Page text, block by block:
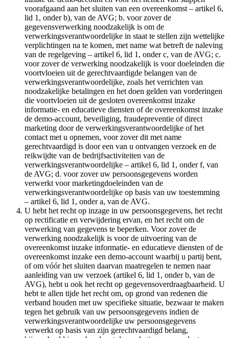
voorafgaand aan het sluiten van een overeenkomst – artikel 6,
lid 1, onder b), van de AVG; b. voor zover de
gegevensverwerking noodzakelijk is om de
verwerkingsverantwoordelijke in staat te stellen zijn wettelijke
verplichtingen na te komen, met name wat betreft de naleving
van de regelgeving – artikel 6, lid 1, onder c, van de AVG; c.
voor zover de verwerking noodzakelijk is voor doeleinden die
voortvloeien uit de gerechtvaardigde belangen van de
verwerkingsverantwoordelijke, zoals het verrichten van
noodzakelijke betalingen en het doen gelden van vorderingen
die voortvloeien uit de gesloten overeenkomst inzake
informatie- en educatieve diensten of de overeenkomst inzake
de demo-account, beveiliging, fraudepreventie of direct
marketing door de verwerkingsverantwoordelijke of het
contact met u opnemen, voor zover dit met name
gerechtvaardigd is door een van u ontvangen verzoek en de
reikwijdte van de bedrijfsactiviteiten van de
verwerkingsverantwoordelijke – artikel 6, lid 1, onder f, van
de AVG; d. voor zover uw persoonsgegevens worden
verwerkt voor marketingdoeleinden van de
verwerkingsverantwoordelijke op basis van uw toestemming
– artikel 6, lid 1, onder a, van de AVG.
U hebt het recht op inzage in uw persoonsgegevens, het recht
op rectificatie en verwijdering ervan, en het recht om de
verwerking van gegevens te beperken. Voor zover de
verwerking noodzakelijk is voor de uitvoering van de
overeenkomst inzake informatie- en educatieve diensten of de
overeenkomst inzake een demo-account waarbij u partij bent,
of om vóór het sluiten daarvan maatregelen te nemen naar
aanleiding van uw verzoek (artikel 6, lid 1, onder b, van de
AVG), hebt u ook het recht op gegevensoverdraagbaarheid. U
hebt te allen tijde het recht om, op grond van redenen die
verband houden met uw specifieke situatie, bezwaar te maken
tegen het gebruik van uw persoonsgegevens indien de
verwerkingsverantwoordelijke uw persoonsgegevens
verwerkt op basis van zijn gerechtvaardigd belang,